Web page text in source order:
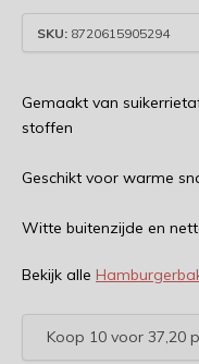
SKU: 8720615905294
Gemaakt van
stoffen
Geschikt voor warme
Witte buitenzijde en
Bekijk alle
Koop 10 voor 37,20